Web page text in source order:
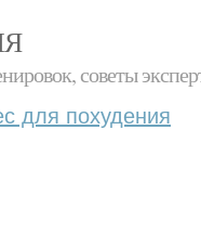
советы
для похудения